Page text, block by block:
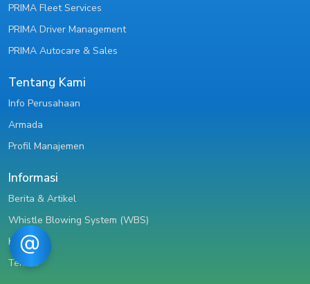
PRIMA Fleet Services
PRIMA Driver Management
PRIMA Autocare & Sales
Tentang Kami
Info Perusahaan
Armada
Profil Manajemen
Informasi
Berita & Artikel
Whistle Blowing System (WBS)
Karir
Tender